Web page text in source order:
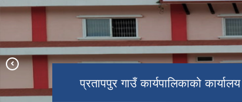
प्रतापपुर गाउँ कार्यपालिकाको कार्यालय
प्रशासनिक भवन उद्घाटन